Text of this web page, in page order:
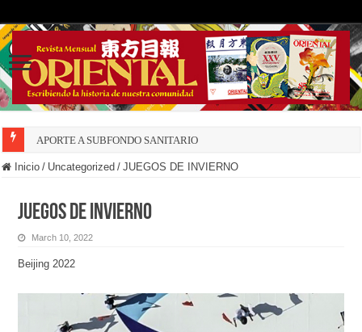
APORTE A SUBFONDO SANITARIO
Inicio / Uncategorized / JUEGOS DE INVIERNO
JUEGOS DE INVIERNO
March 10, 2022
Beijing 2022